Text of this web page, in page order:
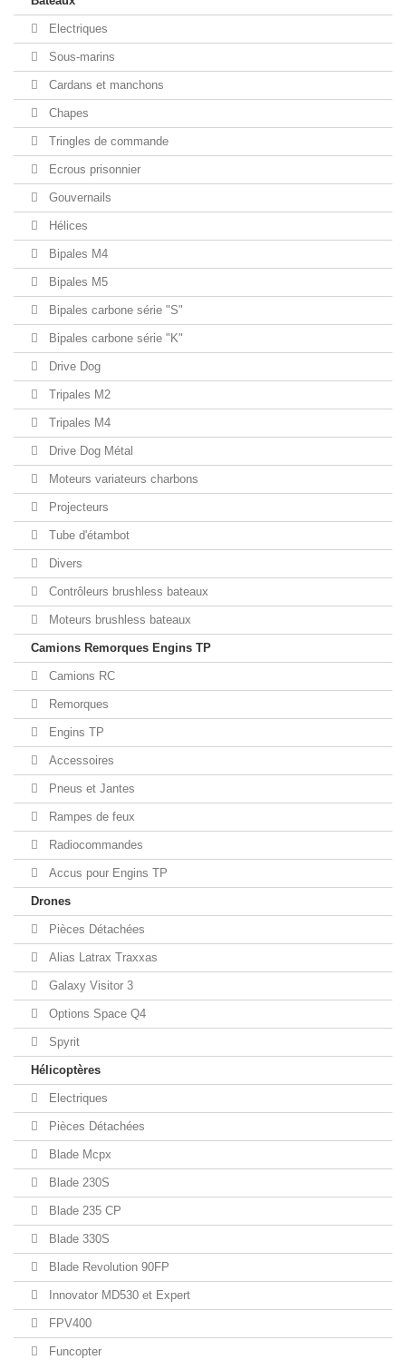
Electriques
Sous-marins
Cardans et manchons
Chapes
Tringles de commande
Ecrous prisonnier
Gouvernails
Hélices
Bipales M4
Bipales M5
Bipales carbone série "S"
Bipales carbone série "K"
Drive Dog
Tripales M2
Tripales M4
Drive Dog Métal
Moteurs variateurs charbons
Projecteurs
Tube d'étambot
Divers
Contrôleurs brushless bateaux
Moteurs brushless bateaux
Camions Remorques Engins TP
Camions RC
Remorques
Engins TP
Accessoires
Pneus et Jantes
Rampes de feux
Radiocommandes
Accus pour Engins TP
Drones
Pièces Détachées
Alias Latrax Traxxas
Galaxy Visitor 3
Options Space Q4
Spyrit
Hélicoptères
Electriques
Pièces Détachées
Blade Mcpx
Blade 230S
Blade 235 CP
Blade 330S
Blade Revolution 90FP
Innovator MD530 et Expert
FPV400
Funcopter